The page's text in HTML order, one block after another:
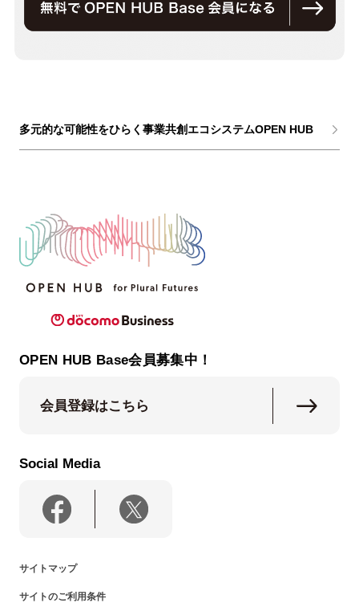
多元的な可能性をひらく事業共創エコシステムOPEN HUB
OPEN HUB Base会員募集中！
会員登録はこちら
Social Media
サイトマップ
サイトのご利用条件